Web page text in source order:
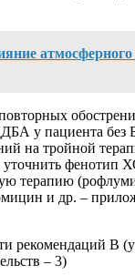
атмосферного
у пациента без
на тройной
фенотип
терапию
и др. –
рекомендаций В
– 3)